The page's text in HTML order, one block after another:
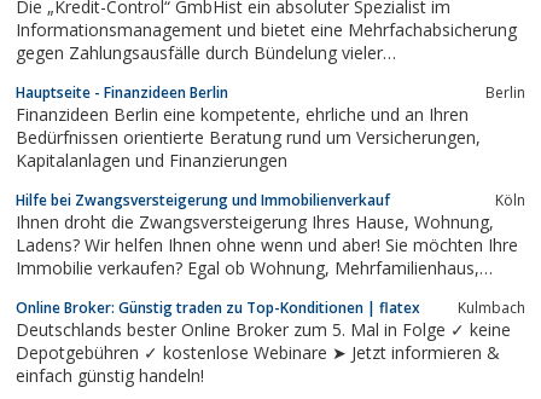
Seite erfolgte im März 2013.
Die „Kredit-Control“ GmbHist ein absoluter Spezialist im
Informationsmanagement und bietet eine Mehrfachabsicherung
gegen Zahlungsausfälle durch Bündelung vieler
Deutschlands und International wurden in einem einzigen
Datenpool zusammengefasst.Das Ausmaß des dadurch...
Hauptseite - Finanzideen Berlin Berlin
Finanzideen Berlin eine kompetente, ehrliche und an Ihren
Bedürfnissen orientierte Beratung rund um Versicherungen,
Kapitalanlagen und Finanzierungen
Hilfe bei Zwangsversteigerung und Immobilienverkauf Köln
Ihnen droht die Zwangsversteigerung Ihres Hause, Wohnung,
Ladens? Wir helfen Ihnen ohne wenn und aber! Sie möchten Ihre
Immobilie verkaufen? Egal ob Wohnung, Mehrfamilienhaus,
– ohne Maklergebühren!
Online Broker: Günstig traden zu Top-Konditionen | flatex Kulmbach
Deutschlands bester Online Broker zum 5. Mal in Folge ✓ keine
Depotgebühren ✓ kostenlose Webinare ➤ Jetzt informieren &
einfach günstig handeln!